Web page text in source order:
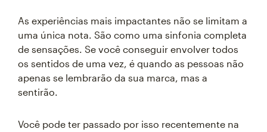
As experiências mais impactantes não se limitam a
uma única nota. São como uma sinfonia completa
de sensações. Se você conseguir envolver todos
os sentidos de uma vez, é quando as pessoas não
apenas se lembrarão da sua marca, mas a
sentirão.
Você pode ter passado por isso recentemente na